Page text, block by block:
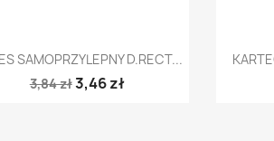
Szybki podgląd
SAMOPRZYLEPNY D.RECT...
3,84 zł3,46 zł